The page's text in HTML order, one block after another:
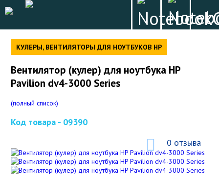
КУЛЕРЫ, ВЕНТИЛЯТОРЫ ДЛЯ НОУТБУКОВ HP
Вентилятор (кулер) для ноутбука HP
Pavilion dv4-3000 Series
(полный список)
Код товара - 09390
0 отзыва